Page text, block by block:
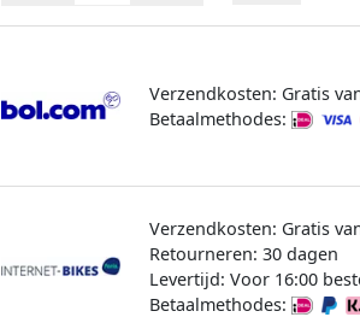
Verzendkosten: Gratis
Betaalmethodes:
Verzendkosten: Gratis
Retourneren: 30 dagen
Levertijd: Voor 16:00
Betaalmethodes: